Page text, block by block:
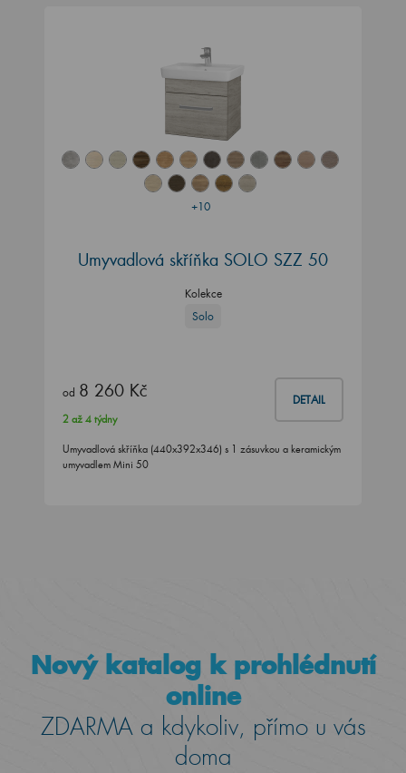
+10
Umyvadlová skříňka SOLO SZZ 50
Kolekce
Solo
od 8 260 Kč DETAIL
2 až 4 týdny
Umyvadlová skříňka (440x392x346) s 1 zásuvkou a keramickým
umyvadlem Mini 50
Nový katalog k prohlédnutí
online
ZDARMA a kdykoliv, přímo u vás
doma